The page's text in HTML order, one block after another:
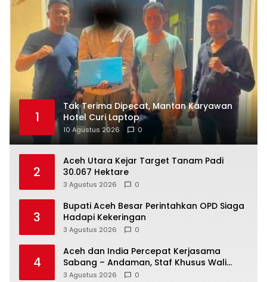
1
Tak Terima Dipecat, Mantan Karyawan
Hotel Curi Laptop
10 Agustus 2026 0
2
Aceh Utara Kejar Target Tanam Padi
30.067 Hektare
3 Agustus 2026 0
3
Bupati Aceh Besar Perintahkan OPD Siaga
Hadapi Kekeringan
3 Agustus 2026 0
4
Aceh dan India Percepat Kerjasama
Sabang – Andaman, Staf Khusus Wali
Nanggroe Bahas Penguatan Kerja Sama
3 Agustus 2026 0